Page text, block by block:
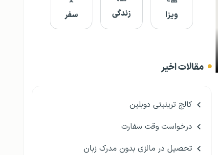
ویزا زندگی سفر
مقالات اخیر
کالج ترینیتی دوبلین
درخواست وقت سفارت
تحصیل در مالزی بدون مدرک زبان